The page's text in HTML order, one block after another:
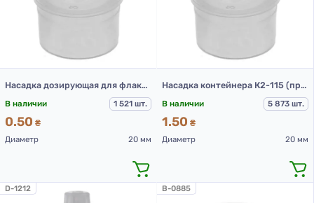
Насадка дозирующая для флаконов ФПН-10-3, ФПН-15, ФПН-30-1, ФПН-50-1, ФПН-100-1, ФПН-100, Прозрачная
В наличии 1 521 шт.
0.50 ₴
Диаметр
20 мм
Насадка контейнера К2-115 (прозрачный)
В наличии 5 873 шт.
1.50 ₴
Диаметр
20 мм
D-1212 B-0885